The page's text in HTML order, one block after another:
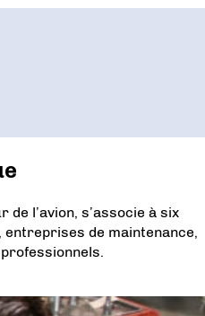
l’avion, s’associe à six
de maintenance,